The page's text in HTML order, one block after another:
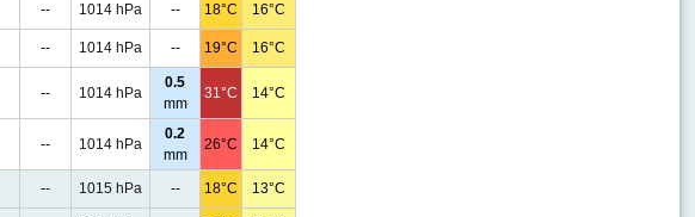
-- 1014 hPa -- 18°C 16°C
-- 1014 hPa -- 19°C 16°C
-- 1014 hPa
0.5
mm
31°C 14°C
-- 1014 hPa
0.2
mm
26°C 14°C
-- 1015 hPa -- 18°C 13°C